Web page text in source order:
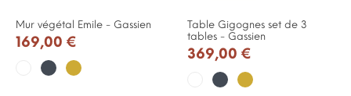
Mur végétal Emile - Gassien
169,00 €
BlancNoirOr
Table Gigognes set de 3
tables - Gassien
369,00 €
BlancNoirOr